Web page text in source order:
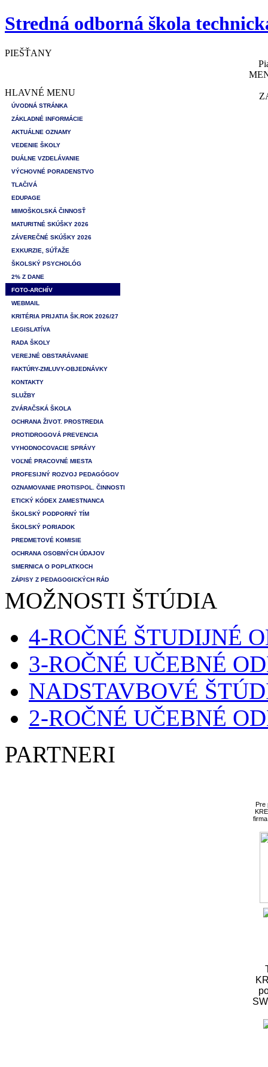
Stredná odborná škola
PIEŠŤANY
HLAVNÉ MENU
ÚVODNÁ STRÁNKA
ZÁKLADNÉ INFORMÁCIE
AKTUÁLNE OZNAMY
VEDENIE ŠKOLY
DUÁLNE VZDELÁVANIE
VÝCHOVNÉ PORADENSTVO
TLAČIVÁ
EDUPAGE
MIMOŠKOLSKÁ ČINNOSŤ
MATURITNÉ SKÚŠKY 2026
ZÁVEREČNÉ SKÚŠKY 2026
EXKURZIE, SÚŤAŽE
ŠKOLSKÝ PSYCHOLÓG
2% Z DANE
FOTO-ARCHÍV
WEBMAIL
KRITÉRIA PRIJATIA ŠK.ROK 2026/27
LEGISLATÍVA
RADA ŠKOLY
VEREJNÉ OBSTARÁVANIE
FAKTÚRY-ZMLUVY-OBJEDNÁVKY
KONTAKTY
SLUŽBY
ZVÁRAČSKÁ ŠKOLA
OCHRANA ŽIVOT. PROSTREDIA
PROTIDROGOVÁ PREVENCIA
VYHODNOCOVACIE SPRÁVY
VOĽNÉ PRACOVNÉ MIESTA
PROFESIJNÝ ROZVOJ PEDAGÓGOV
OZNAMOVANIE PROTISPOL. ČINNOSTI
ETICKÝ KÓDEX ZAMESTNANCA
ŠKOLSKÝ PODPORNÝ TÍM
ŠKOLSKÝ PORIADOK
PREDMETOVÉ KOMISIE
OCHRANA OSOBNÝCH ÚDAJOV
SMERNICA O POPLATKOCH
ZÁPISY Z PEDAGOGICKÝCH RÁD
MOŽNOSTI ŠTÚDIA
4-ROČNÉ ŠTUDIJNÉ
3-ROČNÉ UČEBNÉ
NADSTAVBOVÉ
2-ROČNÉ UČEBNÉ
PARTNERI
Pre